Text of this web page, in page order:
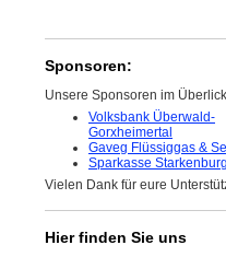
Sponsoren:
Unsere Sponsoren im
Volksbank Überwald-
Gorxheimertal
Gaveg Flüssiggas &
Sparkasse Starkenburg
Vielen Dank für eure
Hier finden Sie uns